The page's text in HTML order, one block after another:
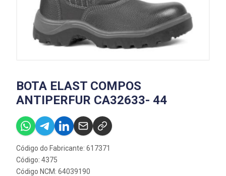
BOTA ELAST COMPOS
ANTIPERFUR CA32633- 44
Código do Fabricante: 617371
Código: 4375
Código NCM: 64039190